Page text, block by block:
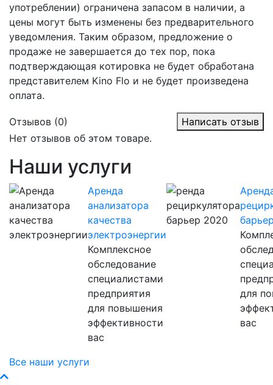
употреблении) ограничена запасом в наличии, а
цены могут быть изменены без предварительного
уведомления. Таким образом, предложение о
продаже не завершается до тех пор, пока
подтверждающая котировка не будет обработана
представителем Kino Flo и не будет произведена
оплата.
Отзывов (0)
Написать отзыв
Нет отзывов об этом товаре.
Наши услуги
Аренда
анализатора
качества
электроэнергии
Комплексное
обследование
специалистами
предприятия
для повышения
эффективности
вас
для
вас
Все наши услуги